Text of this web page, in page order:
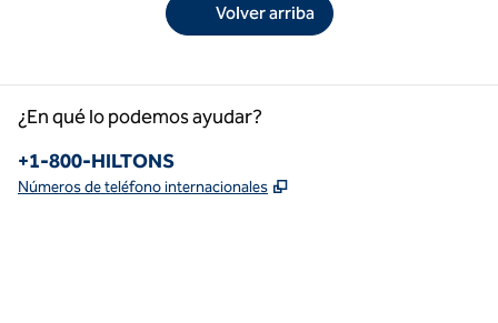
Volver arriba
¿En qué lo podemos ayudar?
Teléfono:
+1-800-HILTONS
Números de teléfono internacionales ,